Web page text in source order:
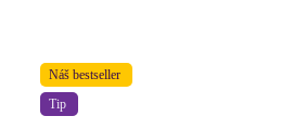
Náš bestseller
Tip